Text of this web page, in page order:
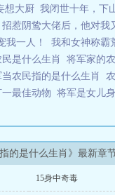
想大厨 我闭世十年，下
招惹阴鸷大佬后，他对我
我一人！ 我和女神称霸
是什么生肖 将军家的
当农民指的是什么生肖
最佳动物 将军是女儿
的是什么生肖》最新章
15身中奇毒